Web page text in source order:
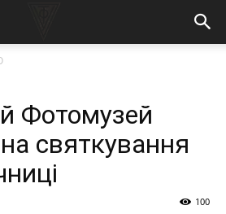
Фотомузей
святкування
100